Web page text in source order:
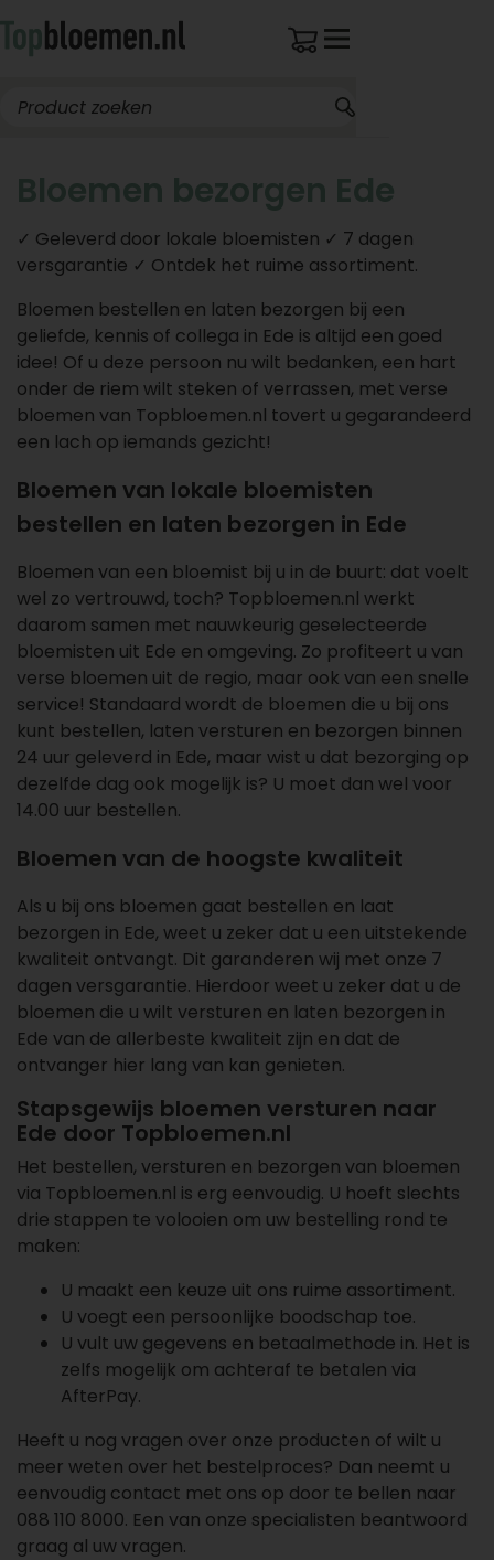
Bloemen bezorgen Ede
✓ Geleverd door lokale bloemisten ✓ 7 dagen
versgarantie ✓ Ontdek het ruime assortiment.
Bloemen bestellen en laten bezorgen bij een
geliefde, kennis of collega in Ede is altijd een goed
idee! Of u deze persoon nu wilt bedanken, een hart
onder de riem wilt steken of verrassen, met verse
bloemen van Topbloemen.nl tovert u gegarandeerd
een lach op iemands gezicht!
Bloemen van lokale bloemisten
bestellen en laten bezorgen in Ede
Bloemen van een bloemist bij u in de buurt: dat voelt
wel zo vertrouwd, toch? Topbloemen.nl werkt
daarom samen met nauwkeurig geselecteerde
bloemisten uit Ede en omgeving. Zo profiteert u van
verse bloemen uit de regio, maar ook van een snelle
service! Standaard wordt de bloemen die u bij ons
kunt bestellen, laten versturen en bezorgen binnen
24 uur geleverd in Ede, maar wist u dat bezorging op
dezelfde dag ook mogelijk is? U moet dan wel voor
14.00 uur bestellen.
Bloemen van de hoogste kwaliteit
Als u bij ons bloemen gaat bestellen en laat
bezorgen in Ede, weet u zeker dat u een uitstekende
kwaliteit ontvangt. Dit garanderen wij met onze 7
dagen versgarantie. Hierdoor weet u zeker dat u de
bloemen die u wilt versturen en laten bezorgen in
Ede van de allerbeste kwaliteit zijn en dat de
ontvanger hier lang van kan genieten.
Stapsgewijs bloemen versturen naar
Ede door Topbloemen.nl
Het bestellen, versturen en bezorgen van bloemen
via Topbloemen.nl is erg eenvoudig. U hoeft slechts
drie stappen te volooien om uw bestelling rond te
maken:
U maakt een keuze uit ons ruime assortiment.
U voegt een persoonlijke boodschap toe.
U vult uw gegevens en betaalmethode in. Het is
zelfs mogelijk om achteraf te betalen via
AfterPay.
Heeft u nog vragen over onze producten of wilt u
meer weten over het bestelproces? Dan neemt u
eenvoudig contact met ons op door te bellen naar
088 110 8000. Een van onze specialisten beantwoord
graag al uw vragen.